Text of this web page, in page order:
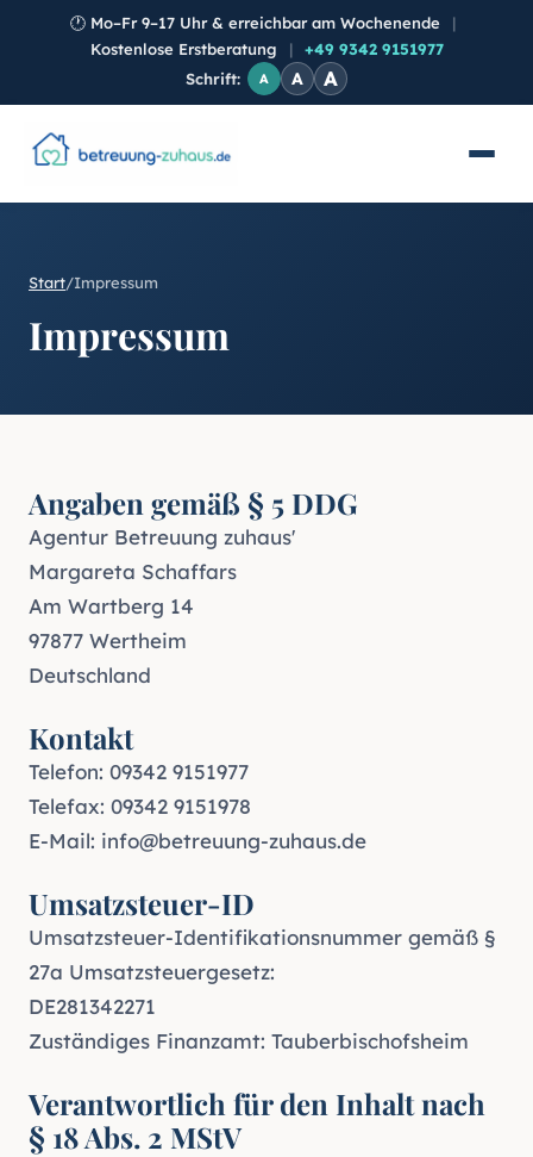
🕐 Mo–Fr 9–17 Uhr & erreichbar am Wochenende
|
Kostenlose Erstberatung
|
+49 9342 9151977
Schrift:
A A A
Start/Impressum
Impressum
Angaben gemäß § 5 DDG
Agentur Betreuung zuhaus'
Margareta Schaffars
Am Wartberg 14
97877 Wertheim
Deutschland
Kontakt
Telefon: 09342 9151977
Telefax: 09342 9151978
E-Mail: info@betreuung-zuhaus.de
Umsatzsteuer-ID
Umsatzsteuer-Identifikationsnummer gemäß §
27a Umsatzsteuergesetz:
DE281342271
Zuständiges Finanzamt: Tauberbischofsheim
Verantwortlich für den Inhalt nach
§ 18 Abs. 2 MStV